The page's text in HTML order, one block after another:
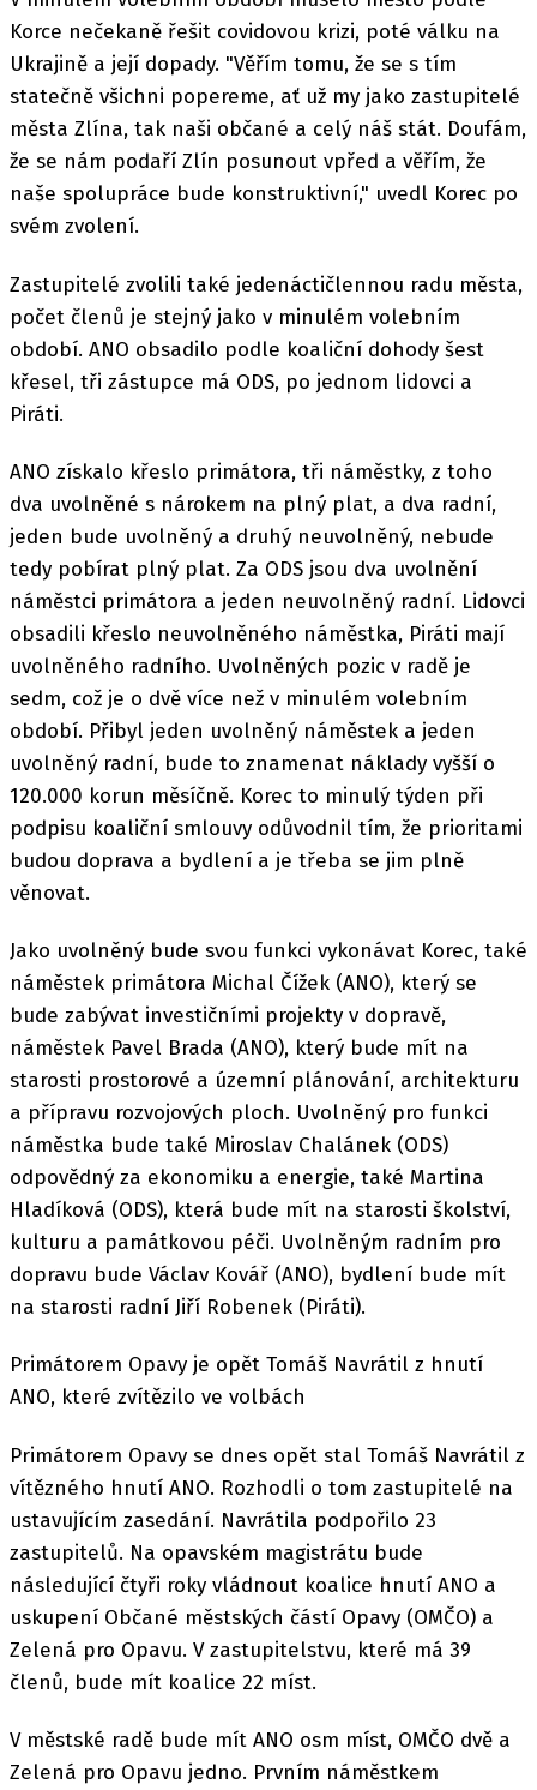
Korce nečekaně řešit covidovou krizi, poté válku na
Ukrajině a její dopady. "Věřím tomu, že se s tím
statečně všichni popereme, ať už my jako zastupitelé
města Zlína, tak naši občané a celý náš stát. Doufám,
že se nám podaří Zlín posunout vpřed a věřím, že
naše spolupráce bude konstruktivní," uvedl Korec po
svém zvolení.
Zastupitelé zvolili také jedenáctičlennou radu města,
počet členů je stejný jako v minulém volebním
období. ANO obsadilo podle koaliční dohody šest
křesel, tři zástupce má ODS, po jednom lidovci a
Piráti.
ANO získalo křeslo primátora, tři náměstky, z toho
dva uvolněné s nárokem na plný plat, a dva radní,
jeden bude uvolněný a druhý neuvolněný, nebude
tedy pobírat plný plat. Za ODS jsou dva uvolnění
náměstci primátora a jeden neuvolněný radní. Lidovci
obsadili křeslo neuvolněného náměstka, Piráti mají
uvolněného radního. Uvolněných pozic v radě je
sedm, což je o dvě více než v minulém volebním
období. Přibyl jeden uvolněný náměstek a jeden
uvolněný radní, bude to znamenat náklady vyšší o
120.000 korun měsíčně. Korec to minulý týden při
podpisu koaliční smlouvy odůvodnil tím, že prioritami
budou doprava a bydlení a je třeba se jim plně
věnovat.
Jako uvolněný bude svou funkci vykonávat Korec, také
náměstek primátora Michal Čížek (ANO), který se
bude zabývat investičními projekty v dopravě,
náměstek Pavel Brada (ANO), který bude mít na
starosti prostorové a územní plánování, architekturu
a přípravu rozvojových ploch. Uvolněný pro funkci
náměstka bude také Miroslav Chalánek (ODS)
odpovědný za ekonomiku a energie, také Martina
Hladíková (ODS), která bude mít na starosti školství,
kulturu a památkovou péči. Uvolněným radním pro
dopravu bude Václav Kovář (ANO), bydlení bude mít
na starosti radní Jiří Robenek (Piráti).
Primátorem Opavy je opět Tomáš Navrátil z hnutí
ANO, které zvítězilo ve volbách
Primátorem Opavy se dnes opět stal Tomáš Navrátil z
vítězného hnutí ANO. Rozhodli o tom zastupitelé na
ustavujícím zasedání. Navrátila podpořilo 23
zastupitelů. Na opavském magistrátu bude
následující čtyři roky vládnout koalice hnutí ANO a
uskupení Občané městských částí Opavy (OMČO) a
Zelená pro Opavu. V zastupitelstvu, které má 39
členů, bude mít koalice 22 míst.
V městské radě bude mít ANO osm míst, OMČO dvě a
Zelená pro Opavu jedno. Prvním náměstkem